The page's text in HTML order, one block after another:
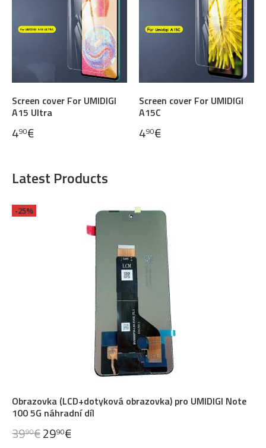
Screen cover For UMIDIGI
A15 Ultra
490€
Screen cover For UMIDIGI
A15C
490€
Latest Products
Obrazovka (LCD+dotyková obrazovka) pro UMIDIGI Note
100 5G náhradní díl
3990€2990€
-25%